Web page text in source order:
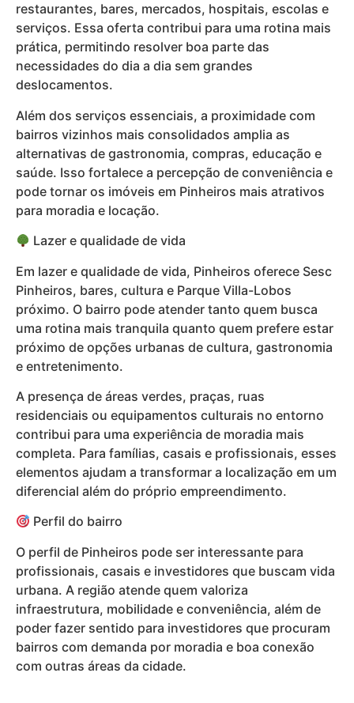
restaurantes, bares, mercados, hospitais, escolas e
serviços. Essa oferta contribui para uma rotina mais
prática, permitindo resolver boa parte das
necessidades do dia a dia sem grandes
deslocamentos.
Além dos serviços essenciais, a proximidade com
bairros vizinhos mais consolidados amplia as
alternativas de gastronomia, compras, educação e
saúde. Isso fortalece a percepção de conveniência e
pode tornar os imóveis em Pinheiros mais atrativos
para moradia e locação.
Lazer e qualidade de vida
Em lazer e qualidade de vida, Pinheiros oferece Sesc
Pinheiros, bares, cultura e Parque Villa-Lobos
próximo. O bairro pode atender tanto quem busca
uma rotina mais tranquila quanto quem prefere estar
próximo de opções urbanas de cultura, gastronomia
e entretenimento.
A presença de áreas verdes, praças, ruas
residenciais ou equipamentos culturais no entorno
contribui para uma experiência de moradia mais
completa. Para famílias, casais e profissionais, esses
elementos ajudam a transformar a localização em um
diferencial além do próprio empreendimento.
Perfil do bairro
O perfil de Pinheiros pode ser interessante para
profissionais, casais e investidores que buscam vida
urbana. A região atende quem valoriza
infraestrutura, mobilidade e conveniência, além de
poder fazer sentido para investidores que procuram
bairros com demanda por moradia e boa conexão
com outras áreas da cidade.